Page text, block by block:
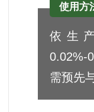
使用方
依生
0.02%-
需预先